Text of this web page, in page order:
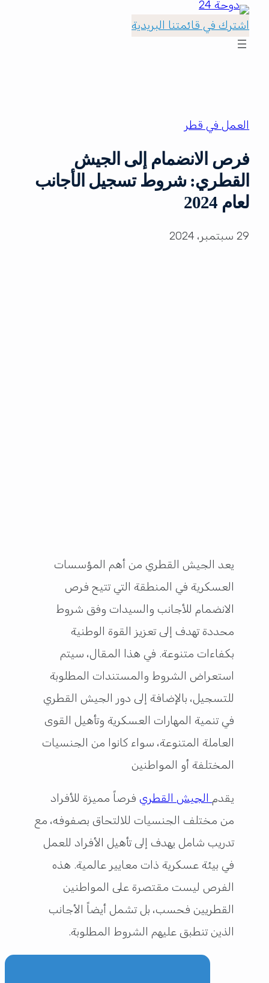
اشترك في قائمتنا البريدية
العمل في قطر
فرص الانضمام إلى الجيش
القطري: شروط تسجيل الأجانب
لعام 2024
29 سبتمبر، 2024
يعد الجيش القطري من أهم المؤسسات
العسكرية في المنطقة التي تتيح فرص
الانضمام للأجانب والسيدات وفق شروط
محددة تهدف إلى تعزيز القوة الوطنية
بكفاءات متنوعة. في هذا المقال، سيتم
استعراض الشروط والمستندات المطلوبة
للتسجيل، بالإضافة إلى دور الجيش القطري
في تنمية المهارات العسكرية وتأهيل القوى
العاملة المتنوعة، سواء كانوا من الجنسيات
المختلفة أو المواطنين
يقدم الجيش القطريفرصاً مميزة للأفراد
من مختلف الجنسيات للالتحاق بصفوفه، مع
تدريب شامل يهدف إلى تأهيل الأفراد للعمل
في بيئة عسكرية ذات معايير عالمية. هذه
الفرص ليست مقتصرة على المواطنين
القطريين فحسب، بل تشمل أيضاً الأجانب
الذين تنطبق عليهم الشروط المطلوبة.